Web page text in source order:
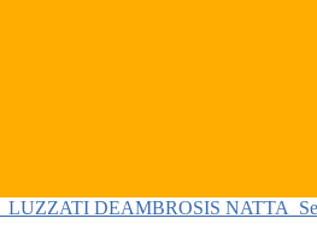
LUZZATI DEAMBROSIS NATTA